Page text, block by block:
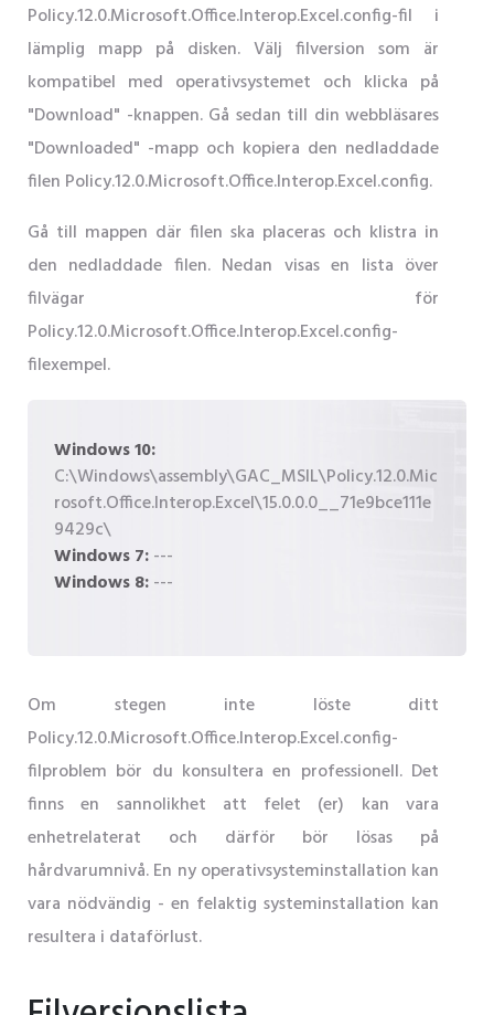
Policy.12.0.Microsoft.Office.Interop.Excel.config-fil i
lämplig mapp på disken. Välj filversion som är
kompatibel med operativsystemet och klicka på
"Download" -knappen. Gå sedan till din webbläsares
"Downloaded" -mapp och kopiera den nedladdade
filen Policy.12.0.Microsoft.Office.Interop.Excel.config.
Gå till mappen där filen ska placeras och klistra in
den nedladdade filen. Nedan visas en lista över
filvägar för
Policy.12.0.Microsoft.Office.Interop.Excel.config-
filexempel.
Windows 10:
C:\Windows\assembly\GAC_MSIL\Policy.12.0.Mic
rosoft.Office.Interop.Excel\15.0.0.0__71e9bce111e
9429c\
Windows 7:---
Windows 8:---
Om stegen inte löste ditt
Policy.12.0.Microsoft.Office.Interop.Excel.config-
filproblem bör du konsultera en professionell. Det
finns en sannolikhet att felet (er) kan vara
enhetrelaterat och därför bör lösas på
hårdvarumnivå. En ny operativsysteminstallation kan
vara nödvändig - en felaktig systeminstallation kan
resultera i dataförlust.